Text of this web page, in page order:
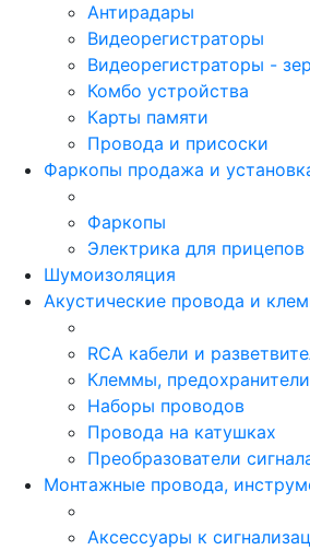
Антирадары
Видеорегистраторы
Видеорегистраторы -
Комбо устройства
Карты памяти
Провода и присоски
Фаркопы продажа и
Фаркопы
Электрика для прицепов
Шумоизоляция
Акустические провода и
RCA кабели и
Клеммы,
Наборы проводов
Провода на катушках
Преобразователи
Монтажные провода,
Аксессуары к